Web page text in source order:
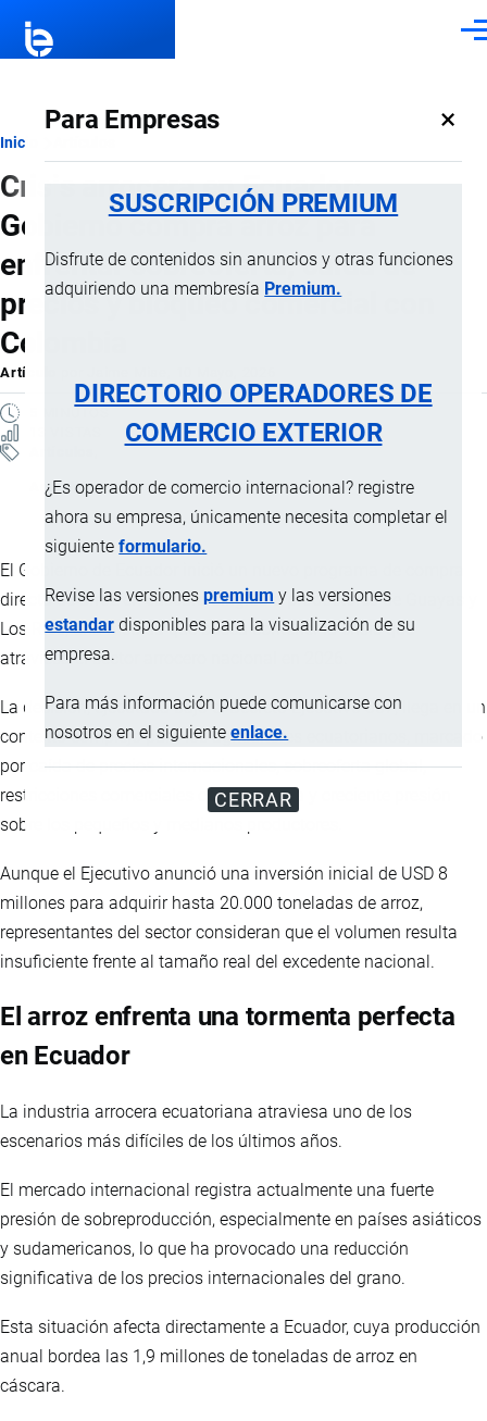
Para Empresas ×
SUSCRIPCIÓN PREMIUM
Disfrute de contenidos sin anuncios y otras funciones
adquiriendo una membresía Premium.
DIRECTORIO OPERADORES DE
COMERCIO EXTERIOR
¿Es operador de comercio internacional? registre
ahora su empresa, únicamente necesita completar el
siguienteformulario.
Revise las versionespremium y las versiones
estandar disponibles para la visualización de su
empresa.
Para más información puede comunicarse con
nosotros en el siguienteenlace.
CERRAR
Ruta
de
navegación
Inicio
Crisis arrocera en Ecuador:
Gobierno compra arroz para
enfrentar sobreoferta, caída de
precios y bloqueo comercial con
Colombia
Artículo
Actualidad
El Gobierno de Ecuador inició un nuevo programa de compra
directa de arroz en cáscara dirigido a productores de Guayas y
Los Ríos, una medida que busca contener la crisis que
atraviesa el sector arrocero nacional en 2026.
La decisión, ejecutada bajo el Decreto Ejecutivo 307, llega en un
contexto complejo para los agricultores ecuatorianos, marcado
por caída de precios internacionales, sobreoferta global,
restricciones comerciales con Colombia y creciente presión
sobre los pequeños y medianos productores.
Aunque el Ejecutivo anunció una inversión inicial de USD 8
millones para adquirir hasta 20.000 toneladas de arroz,
representantes del sector consideran que el volumen resulta
insuficiente frente al tamaño real del excedente nacional.
El arroz enfrenta una tormenta perfecta
en Ecuador
La industria arrocera ecuatoriana atraviesa uno de los
escenarios más difíciles de los últimos años.
El mercado internacional registra actualmente una fuerte
presión de sobreproducción, especialmente en países asiáticos
y sudamericanos, lo que ha provocado una reducción
significativa de los precios internacionales del grano.
Esta situación afecta directamente a Ecuador, cuya producción
anual bordea las 1,9 millones de toneladas de arroz en
cáscara.